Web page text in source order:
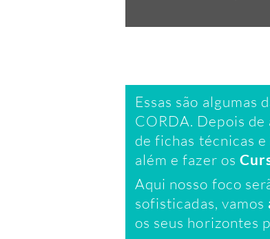
Essas são algumas
CORDA. Depois
de fichas técnicas
além e fazer os
Aqui nosso foco
sofisticadas, vamos
os seus horizontes